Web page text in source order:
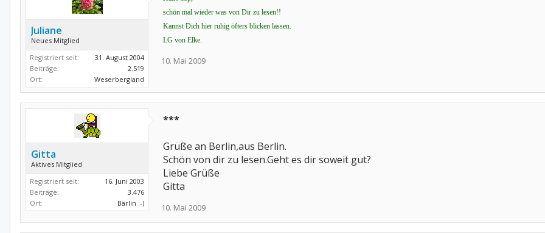
Juliane
Neues Mitglied
Registriert seit:
31. August 2004
Beiträge:
2.519
Ort:
Weserbergland
schön mal wieder was von Dir zu lesen!!
Kannst Dich hier ruhig öfters blicken lassen.
LG von Elke.
10. Mai 2009
Gitta
Aktives Mitglied
Registriert seit:
16. Juni 2003
Beiträge:
3.476
Ort:
Bärlin :-)
***
Grüße an Berlin,aus Berlin.
Schön von dir zu lesen.Geht es dir soweit gut?
Liebe Grüße
Gitta
10. Mai 2009